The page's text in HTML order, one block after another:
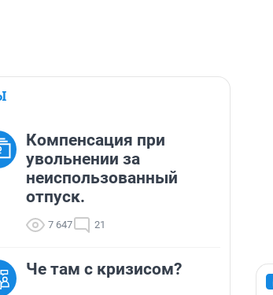
Компенсация при
увольнении за
неиспользованный
отпуск.
7 647 21
Че там с кризисом?